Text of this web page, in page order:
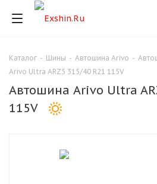
Каталог - Шины - Автошина Arivo -
Arivo Ultra ARZ5 315/40 R21 115V
Автошина Arivo Ultra
115V
Для клиентов всех банков
Разбейте
оплату